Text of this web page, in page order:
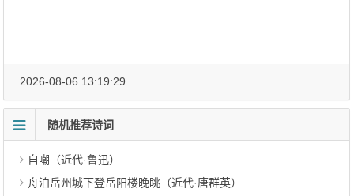
2026-08-06 13:19:29
随机推荐诗词
自嘲（近代·鲁迅）
舟泊岳州城下登岳阳楼晚眺（近代·唐群英）